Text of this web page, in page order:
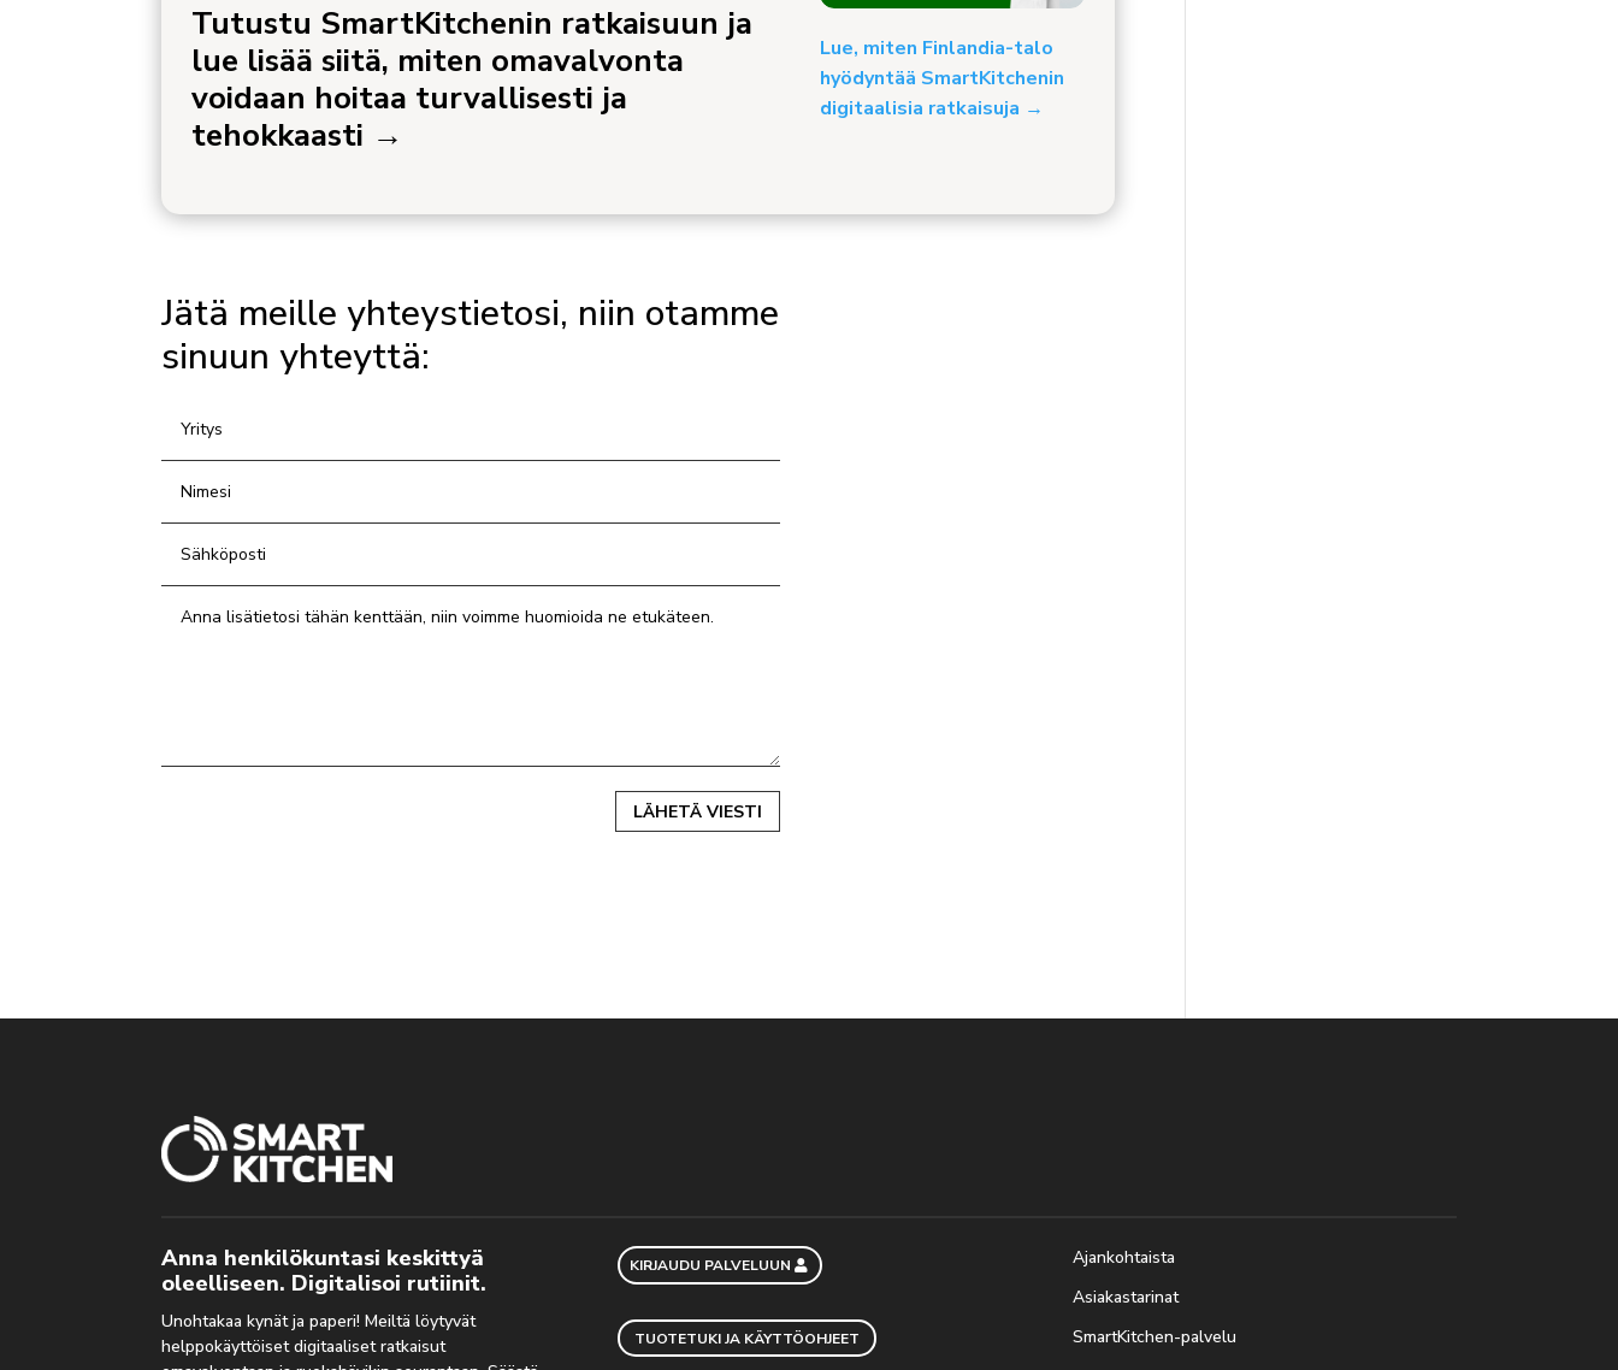
Tutustu SmartKitchenin ratkaisuun ja
lue lisää siitä, miten omavalvonta
voidaan hoitaa turvallisesti ja
tehokkaasti →
Lue, miten Finlandia-talo
hyödyntää SmartKitchenin
digitaalisia ratkaisuja →
Jätä meille yhteystietosi, niin otamme
sinuun yhteyttä:
LÄHETÄ VIESTI
Anna henkilökuntasi keskittyä
oleelliseen. Digitalisoi rutiinit.
Unohtakaa kynät ja paperi! Meiltä löytyvät
helppokäyttöiset digitaaliset ratkaisut
KIRJAUDU PALVELUUN
TUOTETUKI JA KÄYTTÖOHJEET
Ajankohtaista
Asiakastarinat
SmartKitchen-palvelu